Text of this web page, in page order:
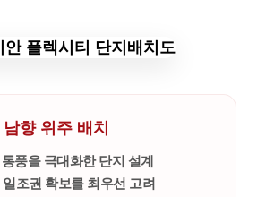
남향 위주 배치
풍을 극대화한 단지 설계
일조권 확보를 최우선 고려